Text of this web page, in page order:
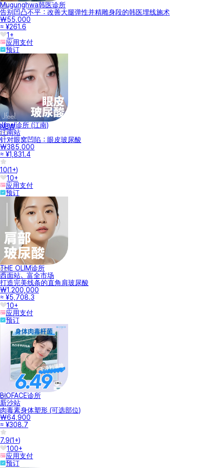
Mugunghwa韩医诊所
告别凹凸不平：改善大腿弹性并精雕身段的韩医埋线施术
₩55,000
≈ ¥261.6
1+
应用支付
预订
NEW
Jfeel诊所 (江南)
江南站
针对眼窝凹陷：眼皮玻尿酸
₩385,000
≈ ¥1,831.4
10(1+)
10+
应用支付
预订
THE OLIM诊所
西面站、富全市场
打造完美线条的直角肩玻尿酸
₩1,200,000
≈ ¥5,708.3
10+
应用支付
预订
BIOFACE诊所
新沙站
肉毒素身体塑形 (可选部位)
₩64,900
≈ ¥308.7
7.9(1+)
100+
应用支付
预订